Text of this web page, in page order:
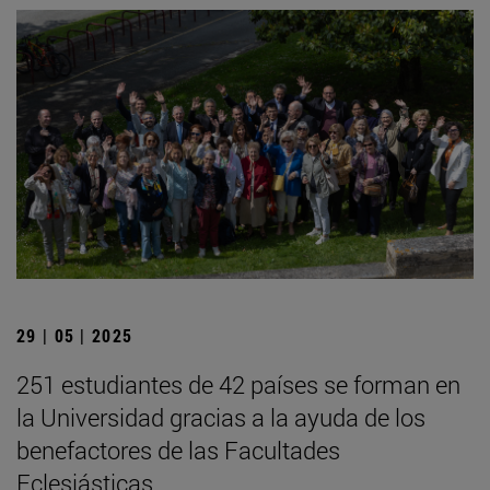
29 | 05 | 2025
251 estudiantes de 42 países se forman en
la Universidad gracias a la ayuda de los
benefactores de las Facultades
Eclesiásticas